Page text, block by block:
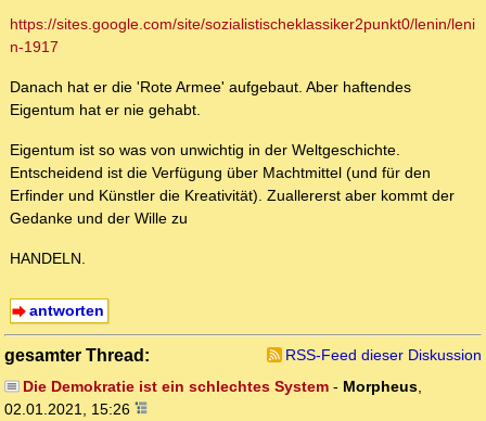
https://sites.google.com/site/sozialistischeklassiker2punkt0/lenin/leni
n-1917
Danach hat er die 'Rote Armee' aufgebaut. Aber haftendes
Eigentum hat er nie gehabt.
Eigentum ist so was von unwichtig in der Weltgeschichte.
Entscheidend ist die Verfügung über Machtmittel (und für den
Erfinder und Künstler die Kreativität). Zuallererst aber kommt der
Gedanke und der Wille zu
HANDELN.
antworten
gesamter Thread:
RSS-Feed dieser Diskussion
Die Demokratie ist ein schlechtes System- Morpheus,
02.01.2021, 15:26